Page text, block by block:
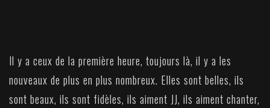
Il y a ceux de la première heure, toujours là, il y a les
nouveaux de plus en plus nombreux. Elles sont belles, ils
sont beaux, ils sont fidèles, ils aiment JJ, ils aiment chanter,